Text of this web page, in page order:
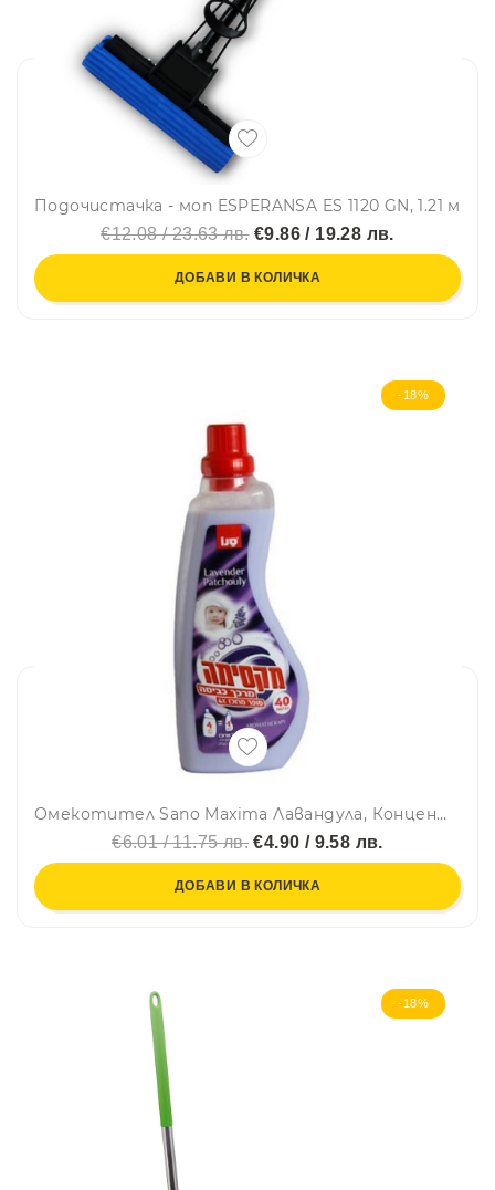
Подочистачка - моп ESPERANSA ES 1120 GN, 1.21 м
€12.08 / 23.63 лв.€9.86 / 19.28 лв.
ДОБАВИ В КОЛИЧКА
-18%
Омекотител Sano Maxima Лавандула, Концентрат, 1 л, 40 дози
€6.01 / 11.75 лв. €4.90 / 9.58 лв.
ДОБАВИ В КОЛИЧКА
-18%